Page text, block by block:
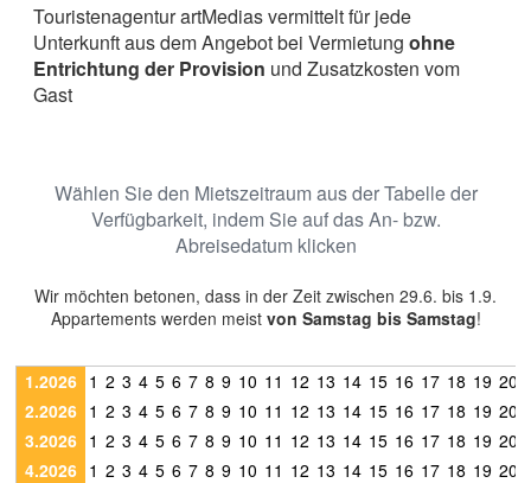
Touristenagentur artMedias vermittelt für jede
Unterkunft aus dem Angebot bei Vermietung ohne
Entrichtung der Provision und Zusatzkosten vom
Gast
Wählen Sie den Mietszeitraum aus der Tabelle der
Verfügbarkeit, indem Sie auf das An- bzw.
Abreisedatum klicken
Wir möchten betonen, dass in der Zeit zwischen 29.6. bis 1.9.
Appartements werden meist von Samstag bis Samstag!
1.2026 1 2 3 4 5 6 7 8 9 10 11 12 13 14 15 16 17 18 19 20
2.2026 1 2 3 4 5 6 7 8 9 10 11 12 13 14 15 16 17 18 19 20
3.2026 1 2 3 4 5 6 7 8 9 10 11 12 13 14 15 16 17 18 19 20
4.2026 1 2 3 4 5 6 7 8 9 10 11 12 13 14 15 16 17 18 19 20